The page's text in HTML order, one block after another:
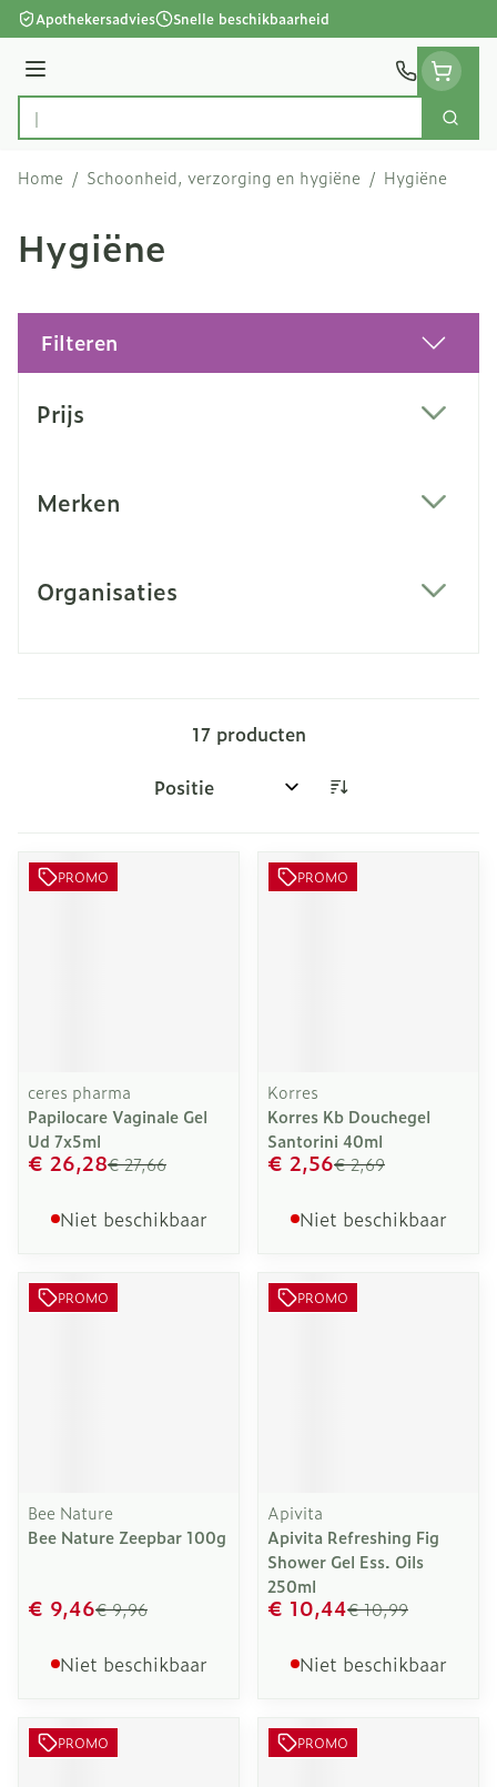
Ga naar de inhoud
Apothekersadvies Snelle beschikbaarheid
Menu
Product, merk, categorie...
Zoek
Home / Schoonheid, verzorging en hygiëne / Hygiëne
Hygiëne
Filteren
Prijs
Merken
Organisaties
17producten
Sorteer op:
PROMO
ceres pharma
Papilocare Vaginale Gel
Ud 7x5ml
€ 27,66
€ 26,28
Niet beschikbaar
PROMO
Korres
Korres Kb Douchegel
Santorini 40ml
€ 2,69
€ 2,56
Niet beschikbaar
PROMO
Bee Nature
Bee Nature Zeepbar 100g
€ 9,96
€ 9,46
Niet beschikbaar
PROMO
Apivita
Apivita Refreshing Fig
Shower Gel Ess. Oils
250ml
€ 10,99
€ 10,44
Niet beschikbaar
PROMO PROMO